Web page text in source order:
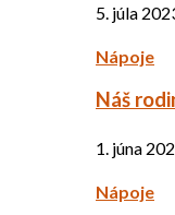
5. júla
Nápoje
Náš
1. júna
Nápoje